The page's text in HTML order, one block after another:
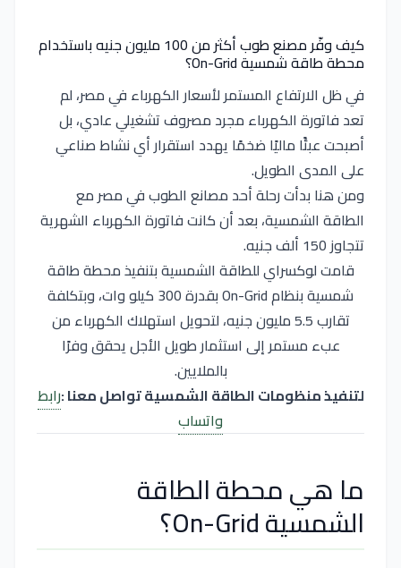
كيف وفّر مصنع طوب أكثر من 100 مليون جنيه باستخدام
محطة طاقة شمسية On-Grid؟
في ظل الارتفاع المستمر لأسعار الكهرباء في مصر، لم
تعد فاتورة الكهرباء مجرد مصروف تشغيلي عادي، بل
أصبحت عبئًا ماليًا ضخمًا يهدد استقرار أي نشاط صناعي
على المدى الطويل.
ومن هنا بدأت رحلة أحد مصانع الطوب في مصر مع
الطاقة الشمسية، بعد أن كانت فاتورة الكهرباء الشهرية
تتجاوز 150 ألف جنيه.
قامتلوكسراي للطاقة الشمسيةبتنفيذ محطة طاقة
شمسية بنظام On-Grid بقدرة 300 كيلو وات، وبتكلفة
تقارب 5.5 مليون جنيه، لتحويل استهلاك الكهرباء من
عبء مستمر إلى استثمار طويل الأجل يحقق وفرًا
بالملايين.
لتنفيذ منظومات الطاقة الشمسية تواصل معنا :رابط
واتساب
ما هي محطة الطاقة
الشمسية On-Grid؟